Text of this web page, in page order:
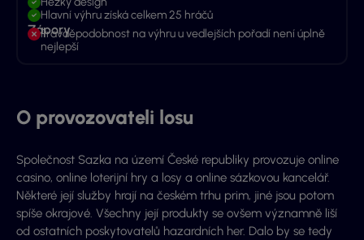
Hlavní výhru získá celkem 25 hráčů
Zápory
Pravděpodobnost na výhru u vedlejších pořadí není úplně
nejlepší
O provozovateli losu
Společnost Sazka na území České republiky provozuje online
casino, online loterijní hry a losy a online sázkovou kancelář.
Některé její služby hrají na českém trhu prim, jiné jsou potom
spíše okrajové. Všechny její produkty se ovšem významně liší
od ostatních poskytovatelů hazardních her. Dalo by se tedy